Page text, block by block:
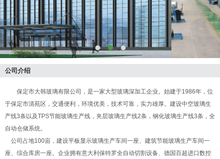
公司介绍
保定市大韩玻璃有限公司，是一家大型玻璃深加工企业。始建于1986年，位
于保定市清苑区，交通便利，环境优美，技术可靠，实力雄厚。建设中空玻璃生
产线3条以及TPS节能玻璃生产线，夹层玻璃生产线2条，钢化玻璃生产线3条，全
自动仓储系统。
公司占地100亩，建设平板显示玻璃生产车间一座、建筑节能玻璃生产车间一
座、综合库房一座。企业拥有意大利保特罗全自动切割设备、德国百超进口数控